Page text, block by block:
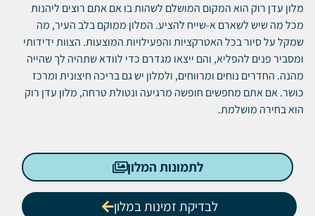
מלון עדן רוק הוא המקום המושלם לשהות בו אם אתם רוצים ליהנות
מכל מה שיש לשארם א-שייח להציע. המלון ממוקם בלב העיר, מה
שמקל על סיור בכל האטרקציות והפעילויות המוצעות. הצוות ידידותי
ומסביר פנים להפליא, והם ייצאו מגדרם כדי לוודא שתהיה לך שהייה
מהנה. החדרים נוחים ומרווחים, ולמלון יש גם בריכה חיצונית ומרכז
כושר.אם אתם מחפשים חופשה מרגיעה ונטולת טרחה, מלון עדן רוק
הוא בחירה מושלמת.
לתמונות המלון
לבדיקת זמינות במלון